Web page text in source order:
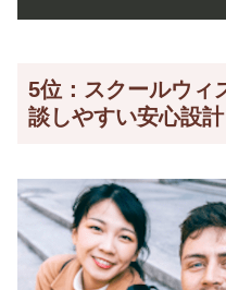
5位：スクールウィ
談しやすい安心設計